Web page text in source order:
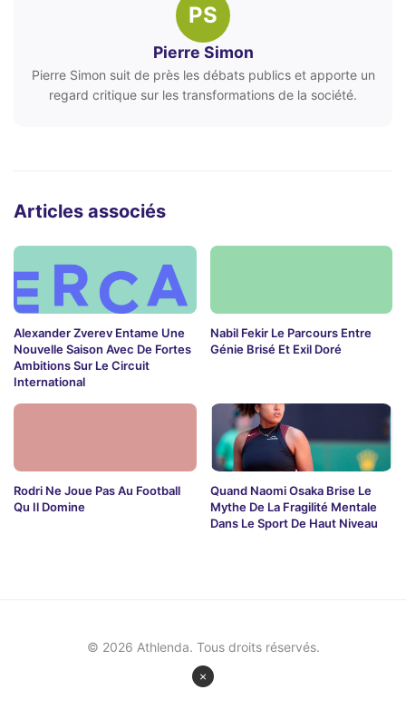
PS
Pierre Simon
Pierre Simon suit de près les débats publics et apporte un
regard critique sur les transformations de la société.
Articles associés
Alexander Zverev Entame Une
Nouvelle Saison Avec De Fortes
Ambitions Sur Le Circuit
International
Nabil Fekir Le Parcours Entre
Génie Brisé Et Exil Doré
Rodri Ne Joue Pas Au Football
Qu Il Domine
Quand Naomi Osaka Brise Le
Mythe De La Fragilité Mentale
Dans Le Sport De Haut Niveau
×
© 2026 Athlenda. Tous droits réservés.